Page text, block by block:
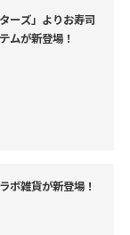
ーズ」よりお寿司
ムが新登場！
ボ雑貨が新登場！